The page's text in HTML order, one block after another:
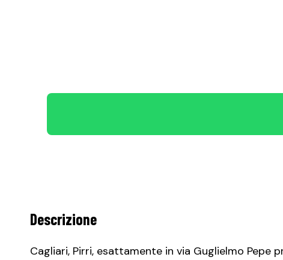
Descrizione
Cagliari, Pirri, esattamente in via Guglielmo